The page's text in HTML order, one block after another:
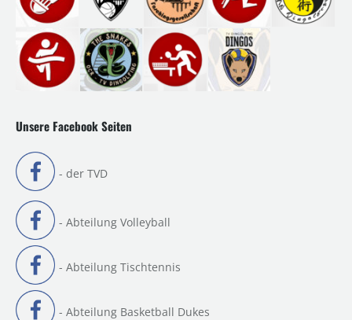
Unsere Facebook Seiten
- der TVD
- Abteilung Volleyball
- Abteilung Tischtennis
- Abteilung Basketball Dukes